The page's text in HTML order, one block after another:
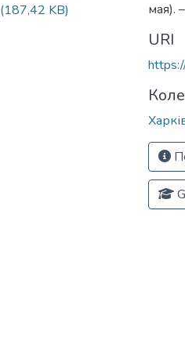
(187,42 KB)
мая).
URI